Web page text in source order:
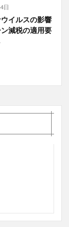
日
イルスの影響
減税の適用要